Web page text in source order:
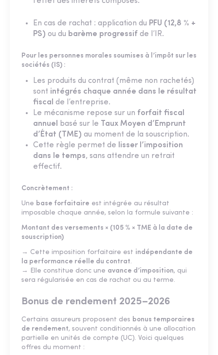
En cas de rachat : application du PFU (12,8 % +
PS) ou du barème progressif de l’IR.
Pour les personnes morales soumises à l’impôt sur les
sociétés (IS) :
Les produits du contrat (même non rachetés)
sont intégrés chaque année dans le résultat
fiscal de l’entreprise.
Le mécanisme repose sur un forfait fiscal
annuel
basé sur le
Taux Moyen d’Emprunt
d’État (TME) au moment de la souscription.
Cette règle permet de
lisser l’imposition
dans le temps, sans attendre un retrait
effectif.
Concrètement :
Une base forfaitaire est intégrée au résultat
imposable chaque année, selon la formule suivante :
Montant des versements × (105 % × TME à la date de
souscription)
→ Cette imposition forfaitaire est indépendante de
la performance réelle du contrat.
→ Elle constitue donc une avance d’imposition, qui
sera régularisée en cas de rachat ou au terme.
Bonus de rendement 2025–2026
Certains assureurs proposent des bonus temporaires
de rendement, souvent conditionnés à une allocation
partielle en unités de compte (UC). Voici quelques
offres du moment :